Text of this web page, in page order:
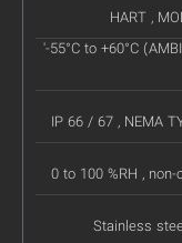
HART ,
'-55°C to +60°C
IP 66 / 67 , NEMA
0 to 100 %RH ,
Stainless